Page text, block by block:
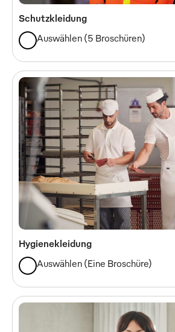
Schutzkleidung
Auswählen (5 Broschüren)
Hygienekleidung
Auswählen (Eine Broschüre)